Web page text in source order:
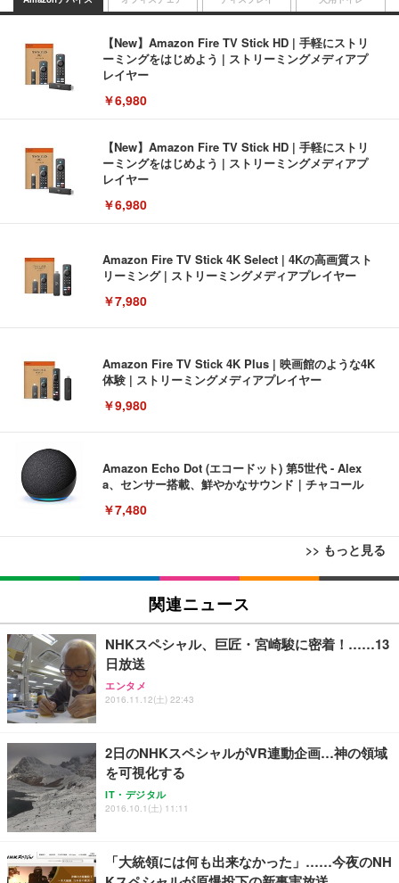
【New】Amazon Fire TV Stick HD | 手軽にストリ
ーミングをはじめよう | ストリーミングメディアプ
レイヤー
￥6,980
【New】Amazon Fire TV Stick HD | 手軽にストリ
ーミングをはじめよう | ストリーミングメディアプ
レイヤー
￥6,980
Amazon Fire TV Stick 4K Select | 4Kの高画質スト
リーミング | ストリーミングメディアプレイヤー
￥7,980
Amazon Fire TV Stick 4K Plus | 映画館のような4K
体験 | ストリーミングメディアプレイヤー
￥9,980
Amazon Echo Dot (エコードット) 第5世代 - Alex
a、センサー搭載、鮮やかなサウンド｜チャコール
￥7,480
>> もっと見る
[EdoErgo] オフィスチェア 椅子 テレワーク 疲れな
い 跳ね上げ式アームレスト コンパクト 約105度ロッ
キング pc 事務椅子 360度回転 座面昇降 強化ナイロ
ン樹脂ベース 通気性メッシュ 在宅ワーク H-WY01
(黒網+黒枠+黒足)
￥5,699
SIHOO B100 オフィスチェア／デスクチェア メッシ
Sezlife オフィスチェア デスクチェア 疲れない テレ
ワーク チェア 強化バックレスト 30度ロッキング機
ョン PCチェア 通気性メッシュ ゲーミング/勉強/事
務用 おしゃれ パソコンチェア (ブラック)
￥7,680
EIZO ビジネス向けプレミアムモニター | FlexScan
EV3240X-WT | 31.5型4K UHD・USB Type-C・ホワ
￥105,595
EIZO ビジネス向けプレミアムモニター | FlexScan
EV2740X-WT | 27.0型4K UHD・USB Type-C・ホワ
￥109,572
【純正品】27"ゲーミングモニター DualSense 充電
フック付き（CFI-ZDM1J）
Amazonベーシック ペットシーツ 薄型 レギュラー 1
回使い捨て 無香料 ホワイト 300枚
Amazonベーシック ペットシーツ 厚型 ワイド 42枚
ネオ・ルーライフ ネオ・オムツ L 中型犬用 26枚入
関連ニュース
NHKスペシャル、巨匠・宮崎駿に密着！……13
日放送
エンタメ
2016.11.12(土) 22:43
2日のNHKスペシャルがVR連動企画…神の領域
を可視化する
IT・デジタル
2016.10.1(土) 11:11
「大統領には何も出来なかった」……今夜のNH